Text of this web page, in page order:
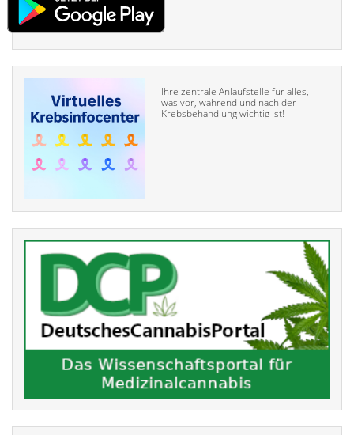
Ihre zentrale Anlaufstelle für alles,
was vor, während und nach der
Krebsbehandlung wichtig ist!